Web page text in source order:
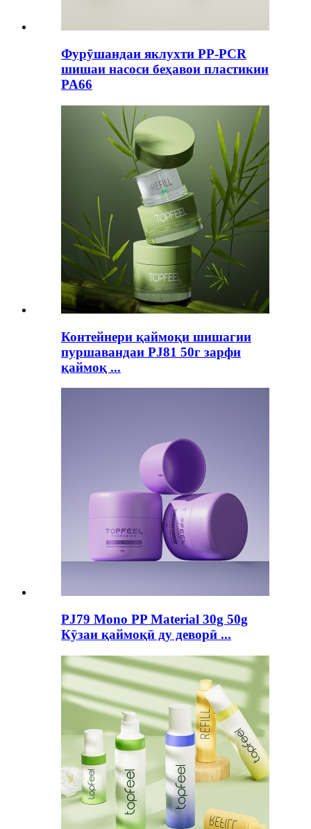
Фурӯшандаи яклухти PP-PCR
шишаи насоси беҳавои пластикии
PA66
Контейнери қаймоқи шишагии
пуршавандаи PJ81 50г зарфи
қаймоқ ...
PJ79 Mono PP Material 30g 50g
Кӯзаи қаймоқӣ ду деворӣ ...